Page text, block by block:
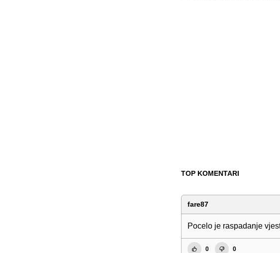
TOP KOMENTARI
fare87
Pocelo je raspadanje
0 0